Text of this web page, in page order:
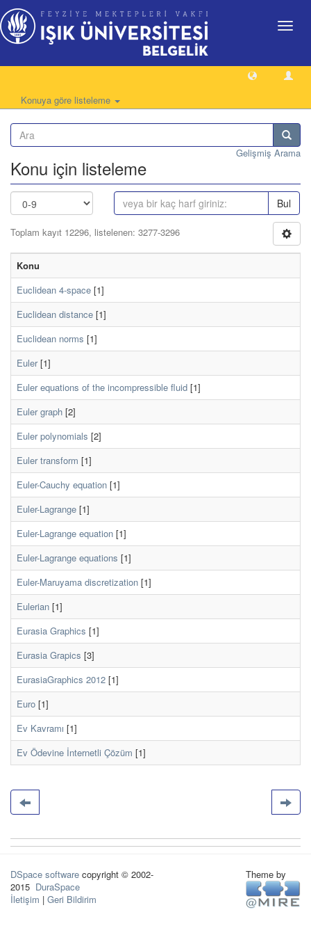
Geçiş
Konuya göre listeleme
Gelişmiş Arama
Konu için listeleme
Bul
Toplam kayıt 12296, listelenen: 3277-3296
Konu
Euclidean 4-space [1]
Euclidean distance [1]
Euclidean norms [1]
Euler[1]
Euler equations of the incompressible fluid [1]
Euler graph [2]
Euler polynomials [2]
Euler transform [1]
Euler-Cauchy equation [1]
Euler-Lagrange [1]
Euler-Lagrange equation [1]
Euler-Lagrange equations [1]
Euler-Maruyama discretization [1]
Eulerian [1]
Eurasia Graphics [1]
Eurasia Grapics [3]
EurasiaGraphics 2012 [1]
Euro [1]
Ev Kavramı [1]
Ev Ödevine İnternetli Çözüm [1]
DSpace software copyright © 2002-
2015 DuraSpace
İletişim | Geri Bildirim
Theme by